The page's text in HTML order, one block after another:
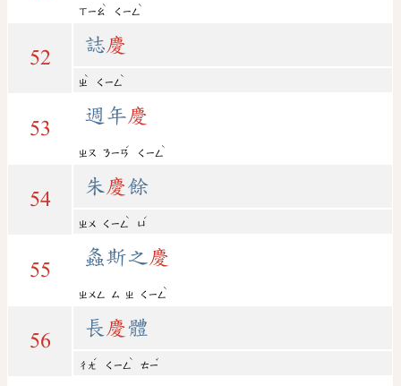
ㄒㄧㄠ
ˋ
ㄑㄧㄥ
ˋ
52
誌慶
ㄓ
ˋ
ㄑㄧㄥ
ˋ
53
週年慶
ㄓㄡ ㄋㄧㄢ
ˊ
ㄑㄧㄥ
ˋ
54
朱慶餘
ㄓㄨ ㄑㄧㄥ
ˋ
ㄩ
ˊ
55
螽斯之慶
ㄓㄨㄥ ㄙ ㄓ ㄑㄧㄥ
ˋ
56
長 慶體
ㄔㄤ
ˊ
ㄑㄧㄥ
ˋ
ㄊㄧ
ˇ